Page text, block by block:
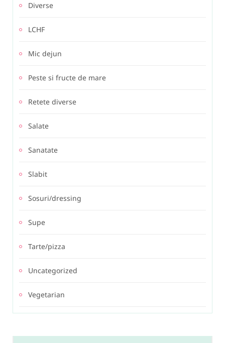
Diverse
LCHF
Mic dejun
Peste si fructe de mare
Retete diverse
Salate
Sanatate
Slabit
Sosuri/dressing
Supe
Tarte/pizza
Uncategorized
Vegetarian